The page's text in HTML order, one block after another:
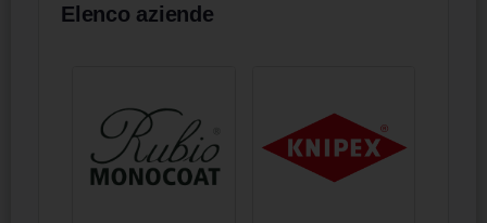
Elenco aziende